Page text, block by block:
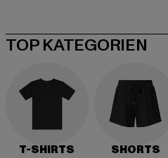
TOP KATEGORIEN
T-SHIRTS SHORTS